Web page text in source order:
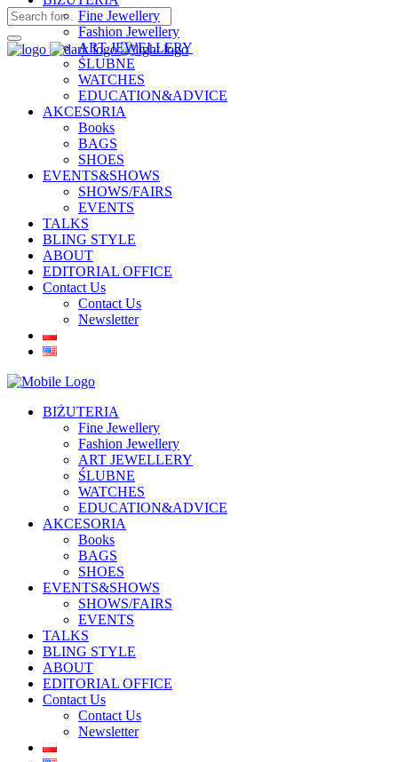
Fine Jewellery
Fashion Jewellery
ART JEWELLERY
ŚLUBNE
WATCHES
EDUCATION&ADVICE
AKCESORIA
Books
BAGS
SHOES
EVENTS&SHOWS
SHOWS/FAIRS
EVENTS
TALKS
BLING STYLE
ABOUT
EDITORIAL OFFICE
Contact Us
Contact Us
Newsletter
BIŻUTERIA
Fine Jewellery
Fashion Jewellery
ART JEWELLERY
ŚLUBNE
WATCHES
EDUCATION&ADVICE
AKCESORIA
Books
BAGS
SHOES
EVENTS&SHOWS
SHOWS/FAIRS
EVENTS
TALKS
BLING STYLE
ABOUT
EDITORIAL OFFICE
Contact Us
Contact Us
Newsletter